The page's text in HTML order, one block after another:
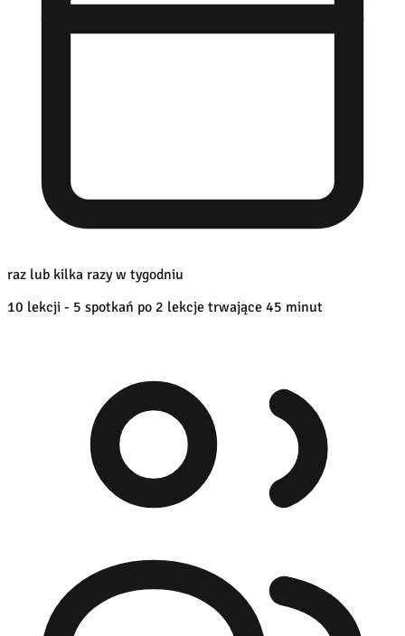
raz lub kilka razy w tygodniu
10 lekcji - 5 spotkań po 2 lekcje trwające 45 minut